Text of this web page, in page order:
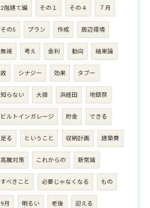
2階建て編 その１ その４ ７月
その5 プラン 作成 周辺環境
無視 考え 金利 動向 結果論
故 シナジー 効果 タブー
知らない 大損 浜経田 地鎮祭
ビルトインガレージ 貯金 できる
足る ということ 収納計画 建築費
高騰対策 これからの 新常識
すべきこと 必要じゃなくなる もの
9月 明るい 老後 迎える